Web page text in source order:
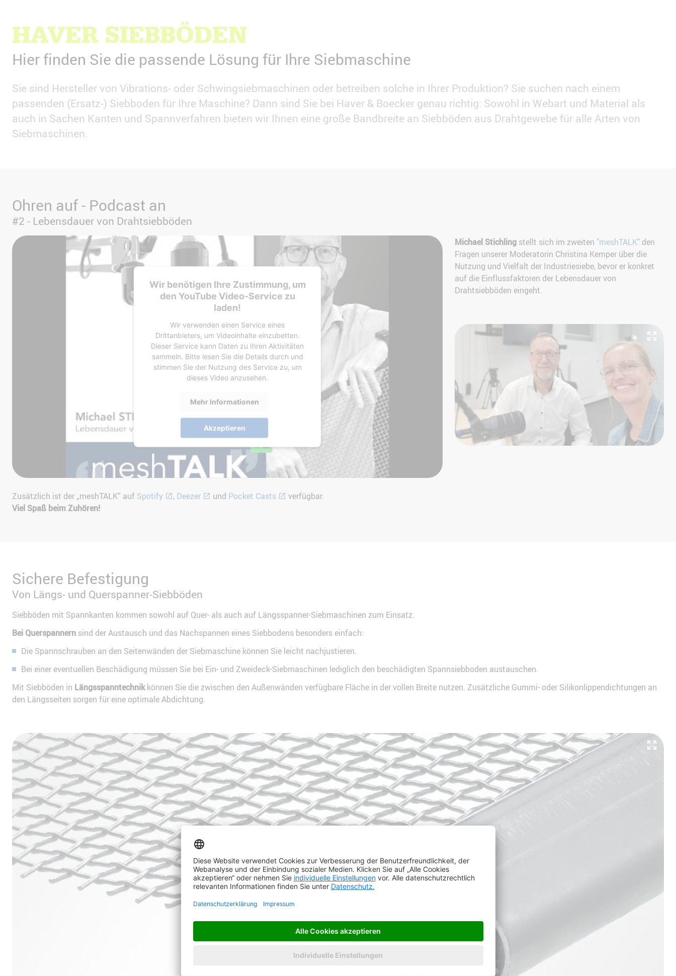
HAVER SIEBBÖDEN
Hier finden Sie die passende Lösung für Ihre Siebmaschine
Sie sind Hersteller von Vibrations- oder Schwingsiebmaschinen oder betreiben solche in Ihrer Produktion? Sie suchen nach einem
passenden (Ersatz-) Siebboden für Ihre Maschine? Dann sind Sie bei Haver & Boecker genau richtig: Sowohl in Webart und Material als
auch in Sachen Kanten und Spannverfahren bieten wir Ihnen eine große Bandbreite an Siebböden aus Drahtgewebe für alle Arten von
Siebmaschinen.
Ohren auf - Podcast an
#2 - Lebensdauer von Drahtsiebböden
Wir benötigen Ihre Zustimmung, um
den YouTube Video-Service zu
laden!
Wir verwenden einen Service eines
Drittanbieters, um Videoinhalte einzubetten.
Dieser Service kann Daten zu Ihren Aktivitäten
sammeln. Bitte lesen Sie die Details durch und
stimmen Sie der Nutzung des Service zu, um
dieses Video anzusehen.
Mehr Informationen
Akzeptieren
Zusätzlich ist der „meshTALK“ auf Spotify , Deezer und Pocket Casts
verfügbar.
Viel Spaß beim Zuhören!
Michael Stichling stellt sich im zweiten "meshTALK" den
Fragen unserer Moderatorin Christina Kemper über die
Nutzung und Vielfalt der Industriesiebe, bevor er konkret
auf die Einflussfaktoren der Lebensdauer von
Drahtsiebböden eingeht.
Sichere Befestigung
Von Längs- und Querspanner-Siebböden
Siebböden mit Spannkanten kommen sowohl auf Quer- als auch auf Längsspanner-Siebmaschinen zum Einsatz.
Bei Querspannern sind der Austausch und das Nachspannen eines Siebbodens besonders einfach:
Die Spannschrauben an den Seitenwänden der Siebmaschine können Sie leicht nachjustieren.
Bei einer eventuellen Beschädigung müssen Sie bei Ein- und Zweideck-Siebmaschinen lediglich den beschädigten Spannsiebboden austauschen.
Mit Siebböden in Längsspanntechnikkönnen Sie die zwischen den Außenwänden verfügbare Fläche in der vollen Breite nutzen. Zusätzliche Gummi- oder Silikonlippendichtungen an
den Längsseiten sorgen für eine optimale Abdichtung.